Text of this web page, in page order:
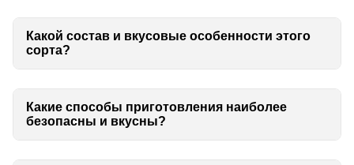
Какой состав и вкусовые особенности этого
сорта?
Какие способы приготовления наиболее
безопасны и вкусны?